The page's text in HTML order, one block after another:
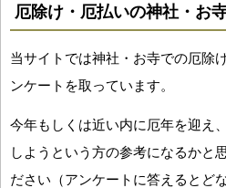
厄除け・厄払いの神社・お
当サイトでは神社・お寺での厄除
ンケートを取っています。
今年もしくは近い内に厄年を迎え
しようという方の参考になるかと
ださい（アンケートに答えるとど